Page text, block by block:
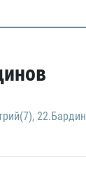
, 22.Бардин